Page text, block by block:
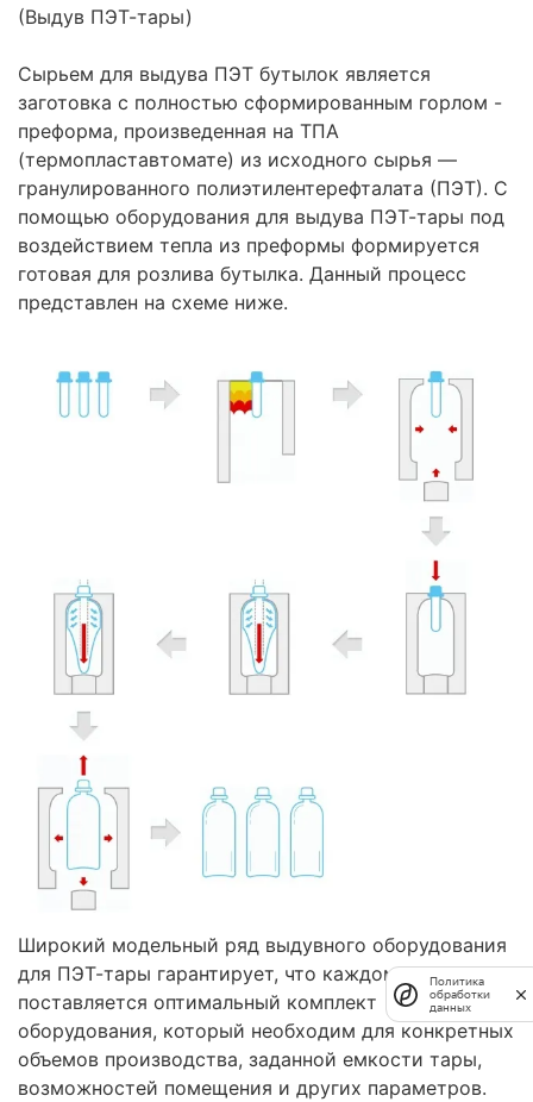
(Выдув ПЭТ-тары)
Сырьем для выдува ПЭТ бутылок является
заготовка с полностью сформированным горлом -
преформа, произведенная на ТПА
(термопластавтомате) из исходного сырья —
гранулированного полиэтилентерефталата (ПЭТ). С
помощью оборудования для выдува ПЭТ-тары под
воздействием тепла из преформы формируется
готовая для розлива бутылка. Данный процесс
представлен на схеме ниже.
Широкий модельный ряд выдувного оборудования
для ПЭТ-тары гарантирует, что каждому заказчику
поставляется оптимальный комплект
оборудования, который необходим для конкретных
объемов производства, заданной емкости тары,
возможностей помещения и других параметров.
Политика
обработки
данных